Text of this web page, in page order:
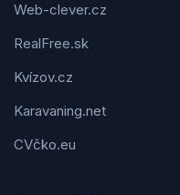
Web-clever.cz
RealFree.sk
Kvízov.cz
Karavaning.net
CVčko.eu